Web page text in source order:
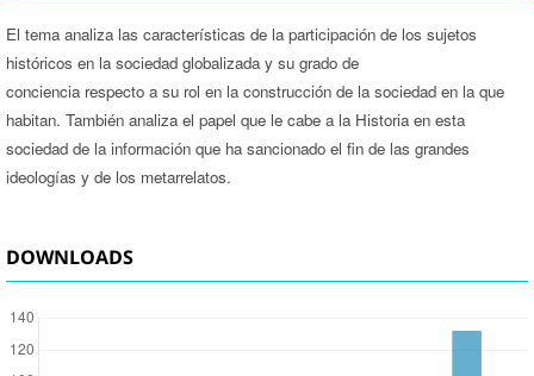
El tema analiza las características de la participación de los sujetos
históricos en la sociedad globalizada y su grado de
conciencia respecto a su rol en la construcción de la sociedad en la que
habitan. También analiza el papel que le cabe a la Historia en esta
sociedad de la información que ha sancionado el fin de las grandes
ideologías y de los metarrelatos.
DOWNLOADS